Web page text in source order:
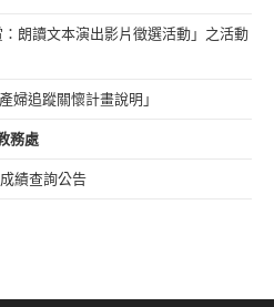
朗讀文本演出影片徵選活動」之活動
婦追蹤關懷計畫說明」
務處
績查詢公告